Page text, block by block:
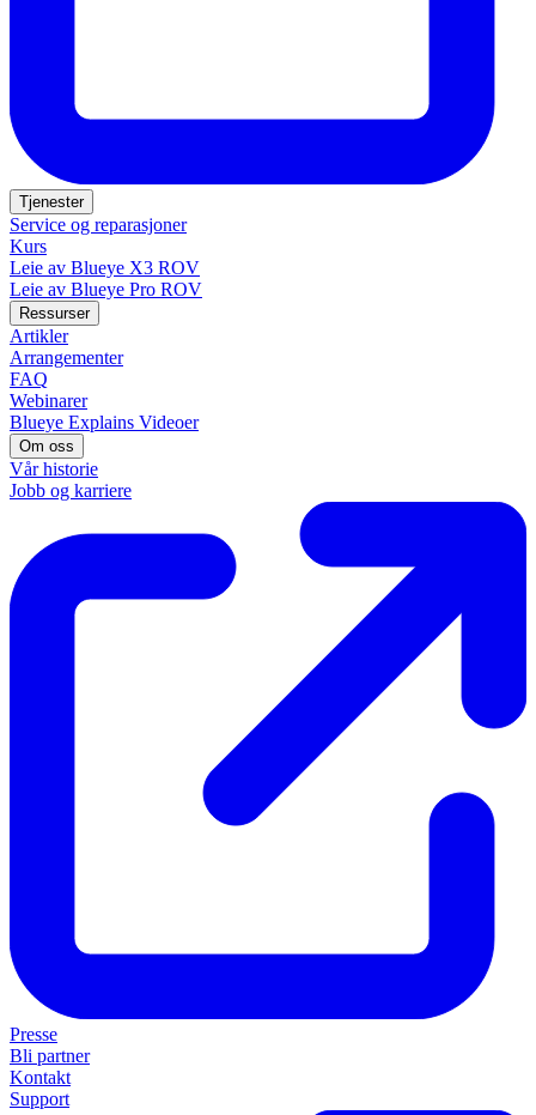
Tjenester
Service og reparasjoner
Kurs
Leie av Blueye X3 ROV
Leie av Blueye Pro ROV
Ressurser
Artikler
Arrangementer
FAQ
Webinarer
Blueye Explains Videoer
Om oss
Vår historie
Jobb og karriere
Presse
Bli partner
Kontakt
Support